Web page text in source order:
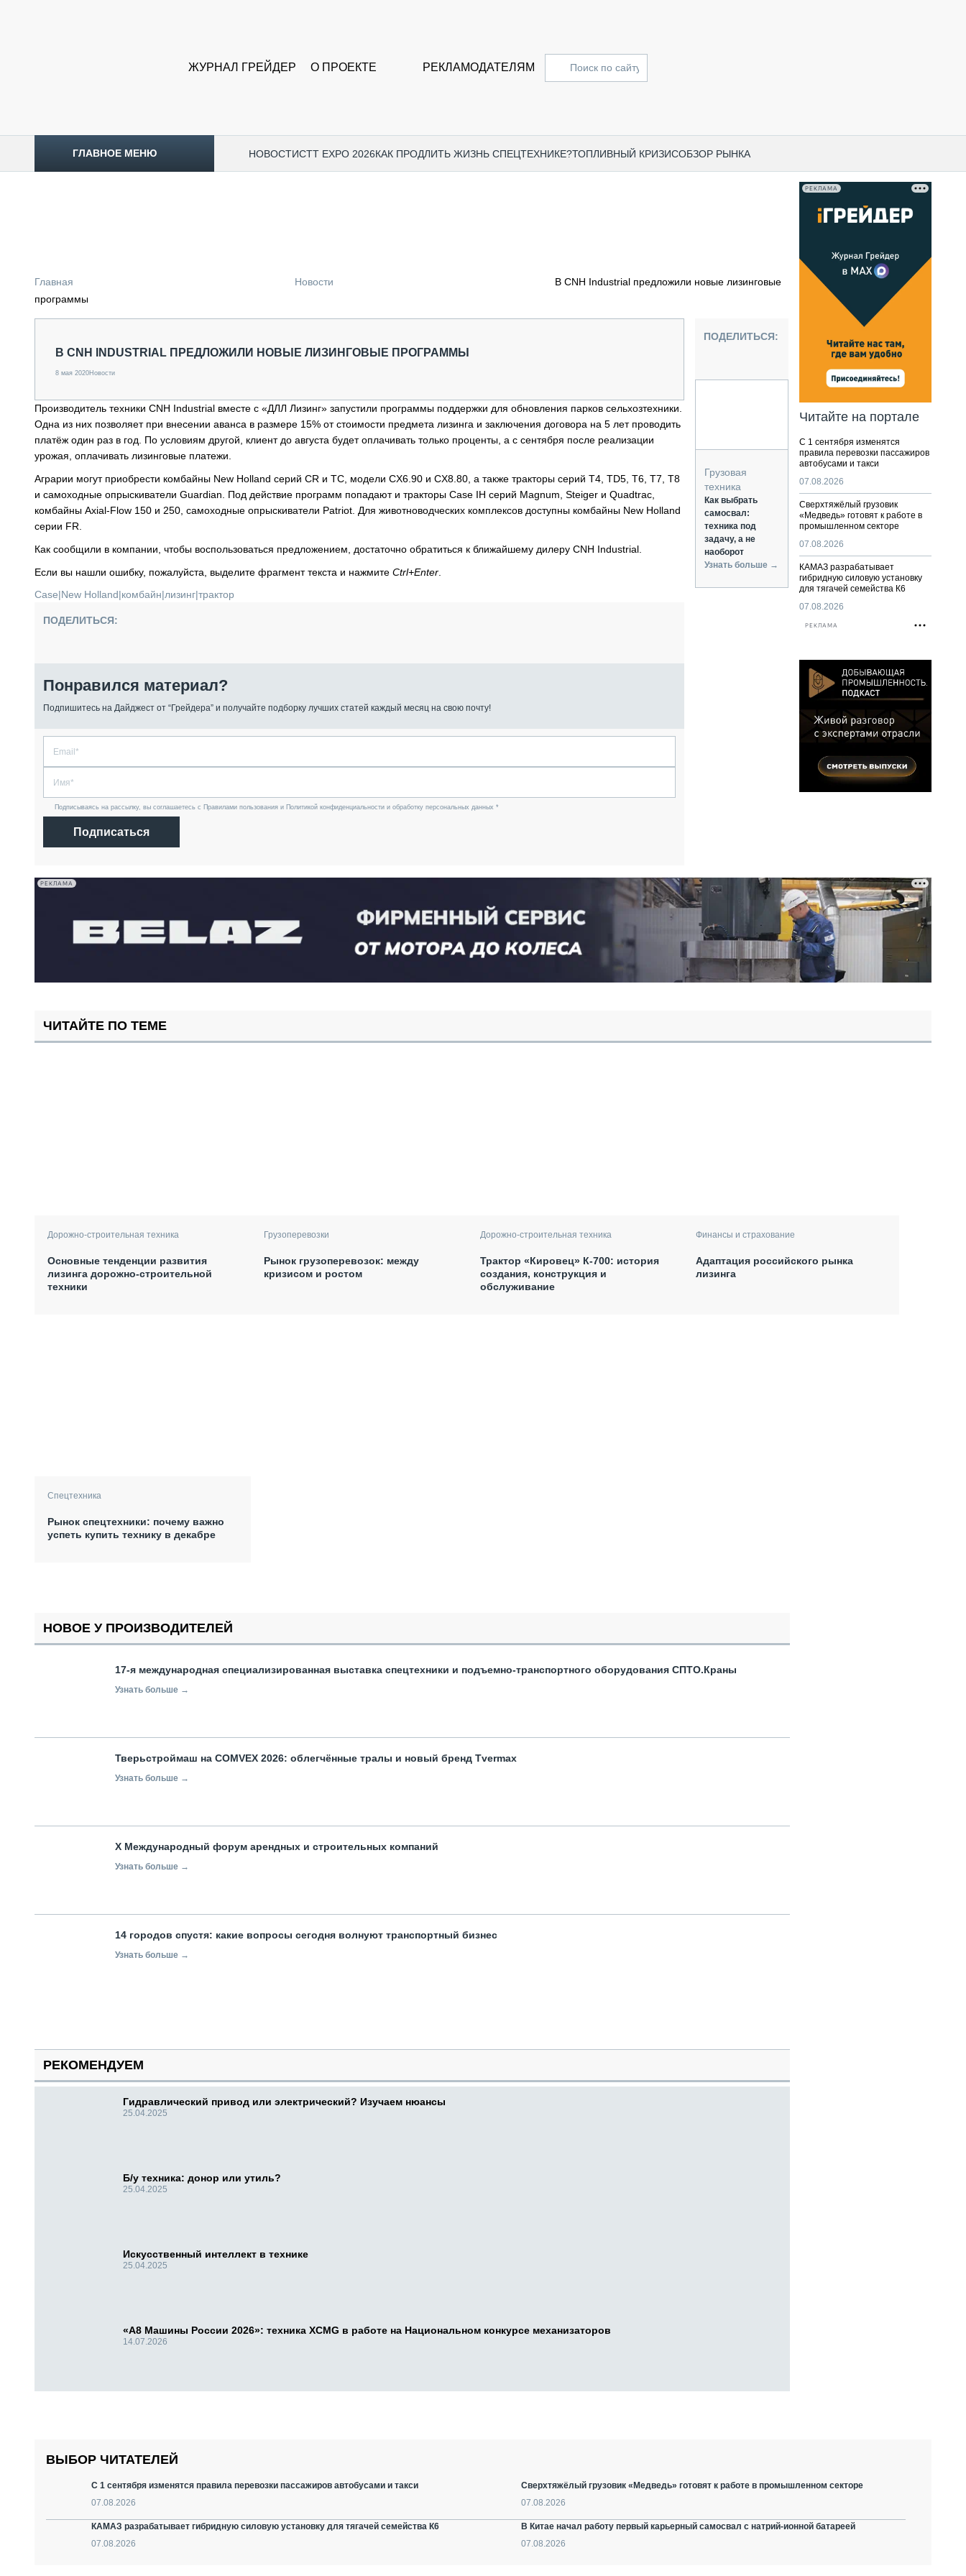
ЖУРНАЛ ГРЕЙДЕР О ПРОЕКТЕ РЕКЛАМОДАТЕЛЯМ
ГЛАВНОЕ МЕНЮ НОВОСТИCTT EXPO 2026КАК ПРОДЛИТЬ ЖИЗНЬ СПЕЦТЕХНИКЕ?ТОПЛИВНЫЙ КРИЗИСОБЗОР РЫНКА
ОБЗОР РЫНКА
ГРУЗОПЕРЕВОЗКИ
ИСПЫТАТЕЛИ
ТЕХНОЛОГИИ
ДОРОЖНАЯ ИНДУСТРИЯ
СЕРВИСМЕНЫ
ПОДЪЁМНАЯ ТЕХНИКА
ПАССАЖИРСКИЙ ТРАНСПОРТ
КАРЬЕРНАЯ ТЕХНИКА
ЛОГИСТИКА И СКЛАД
АВТОМАТИЗАЦИЯ И ТЕХНОЛОГИИ
Главная Новости
В CNH Industrial предложили новые лизинговые
программы
В CNH INDUSTRIAL ПРЕДЛОЖИЛИ НОВЫЕ ЛИЗИНГОВЫЕ ПРОГРАММЫ
8 мая 2020Новости
Производитель техники CNH Industrial вместе с «ДЛЛ Лизинг» запустили программы поддержки для обновления парков сельхозтехники.
Одна из них позволяет при внесении аванса в размере 15% от стоимости предмета лизинга и заключения договора на 5 лет проводить
платёж один раз в год. По условиям другой, клиент до августа будет оплачивать только проценты, а с сентября после реализации
урожая, оплачивать лизинговые платежи.
Аграрии могут приобрести комбайны New Holland серий CR и TC, модели CX6.90 и CX8.80, а также тракторы серий T4, TD5, T6, T7, T8
и самоходные опрыскиватели Guardian. Под действие программ попадают и тракторы Case IH серий Magnum, Steiger и Quadtrac,
комбайны Axial-Flow 150 и 250, самоходные опрыскиватели Patriot. Для животноводческих комплексов доступны комбайны New Holland
серии FR.
Как сообщили в компании, чтобы воспользоваться предложением, достаточно обратиться к ближайшему дилеру CNH Industrial.
Если вы нашли ошибку, пожалуйста, выделите фрагмент текста и нажмите Ctrl+Enter
Case|New Holland|комбайн|лизинг|трактор
ПОДЕЛИТЬСЯ:
Понравился материал?
Подпишитесь на Дайджест от “Грейдера” и получайте подборку лучших статей каждый месяц на свою почту!
Подписываясь на рассылку, вы соглашаетесь с Правилами пользования и Политикой конфиденциальности и обработку персональных данных *
Подписаться
ПОДЕЛИТЬСЯ:
Грузовая
техника
Как выбрать
самосвал:
техника под
задачу, а не
наоборот
Узнать больше →
РЕКЛАМА
Читайте на портале
С 1 сентября изменятся
правила перевозки пассажиров
автобусами и такси
07.08.2026
Сверхтяжёлый грузовик
«Медведь» готовят к работе в
промышленном секторе
07.08.2026
КАМАЗ разрабатывает
гибридную силовую установку
для тягачей семейства К6
07.08.2026
РЕКЛАМА
РЕКЛАМА
ЧИТАЙТЕ ПО ТЕМЕ
Дорожно-строительная техника
Основные тенденции развития
лизинга дорожно-строительной
техники
Грузоперевозки
Рынок грузоперевозок: между
кризисом и ростом
Дорожно-строительная техника
Трактор «Кировец» К-700: история
создания, конструкция и
обслуживание
Финансы и страхование
Адаптация российского рынка
лизинга
Спецтехника
Рынок спецтехники: почему важно
успеть купить технику в декабре
НОВОЕ У ПРОИЗВОДИТЕЛЕЙ
17-я международная специализированная выставка спецтехники и подъемно-транспортного оборудования СПТО.Краны
Узнать больше →
Тверьстроймаш на COMVEX 2026: облегчённые тралы и новый бренд Tvermax
Узнать больше →
X Международный форум арендных и строительных компаний
Узнать больше →
14 городов спустя: какие вопросы сегодня волнуют транспортный бизнес
Узнать больше →
РЕКОМЕНДУЕМ
Гидравлический привод или электрический? Изучаем нюансы
25.04.2025
Б/у техника: донор или утиль?
25.04.2025
Искусственный интеллект в технике
25.04.2025
«А8 Машины России 2026»: техника XCMG в работе на Национальном конкурсе механизаторов
14.07.2026
ВЫБОР ЧИТАТЕЛЕЙ
С 1 сентября изменятся правила перевозки пассажиров автобусами и такси
07.08.2026
Сверхтяжёлый грузовик «Медведь» готовят к работе в промышленном секторе
07.08.2026
КАМАЗ разрабатывает гибридную силовую установку для тягачей семейства К6
07.08.2026
В Китае начал работу первый карьерный самосвал с натрий-ионной батареей
07.08.2026